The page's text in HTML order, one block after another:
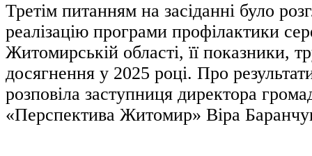
Третім питанням на засіданні було
реалізацію програми профілактики
Житомирській області, її показники,
досягнення у 2025 році. Про
розповіла заступниця директора
«Перспектива Житомир» Віра